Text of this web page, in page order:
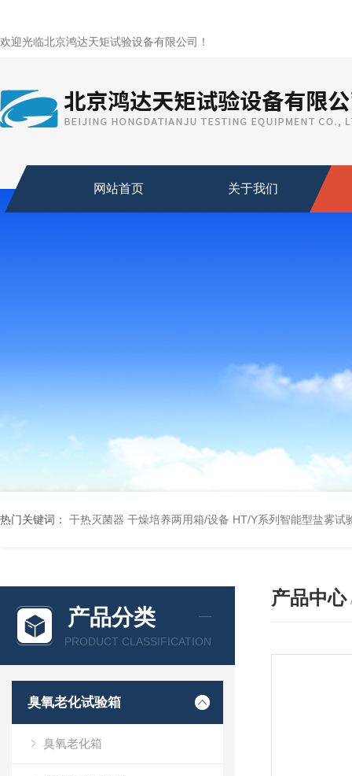
欢迎光临北京鸿达天矩试验设备有限公司！
网站首页 关于我们
热门关键词： 干热灭菌器 干燥培养两用箱/设备 HT/Y系列智能型盐雾试
产品分类
PRODUCT CLASSIFICATION
臭氧老化试验箱
臭氧老化箱
产品中心